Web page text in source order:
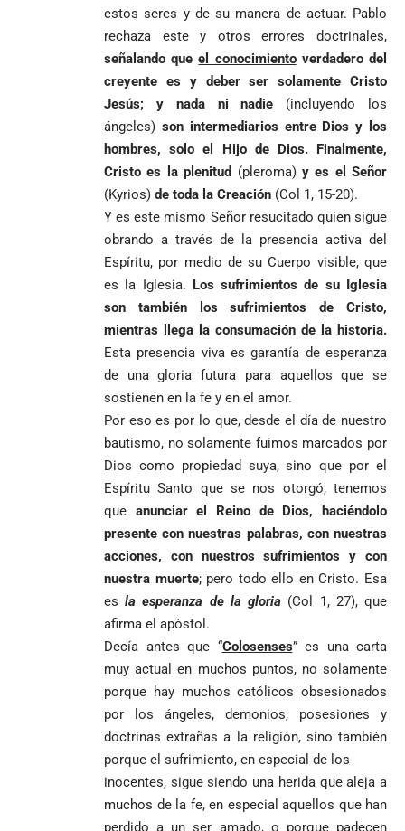
estos seres y de su manera de actuar. Pablo
rechaza este y otros errores doctrinales,
señalando queel conocimientoverdadero del
creyente es y deber ser solamente Cristo
Jesús; y nada ni nadie (incluyendo los
ángeles) son intermediarios entre Dios y los
hombres, solo el Hijo de Dios. Finalmente,
Cristo es la plenitud (pleroma) y es el Señor
(Kyrios) de toda la Creación (Col 1, 15-20).
Y es este mismo Señor resucitado quien sigue
obrando a través de la presencia activa del
Espíritu, por medio de su Cuerpo visible, que
es la Iglesia. Los sufrimientos de su Iglesia
son también los sufrimientos de Cristo,
mientras llega la consumación de la historia.
Esta presencia viva es garantía de esperanza
de una gloria futura para aquellos que se
sostienen en la fe y en el amor.
Por eso es por lo que, desde el día de nuestro
bautismo, no solamente fuimos marcados por
Dios como propiedad suya, sino que por el
Espíritu Santo que se nos otorgó, tenemos
que anunciar el Reino de Dios, haciéndolo
presente con nuestras palabras, con nuestras
acciones, con nuestros sufrimientos y con
nuestra muerte; pero todo ello en Cristo. Esa
esla esperanza de la gloria (Col 1, 27), que
afirma el apóstol.
Decía antes que “Colosenses” es una carta
muy actual en muchos puntos, no solamente
porque hay muchos católicos obsesionados
por los ángeles, demonios, posesiones y
doctrinas extrañas a la religión, sino también
porque el sufrimiento, en especial de los
inocentes, sigue siendo una herida que aleja a
muchos de la fe, en especial aquellos que han
perdido a un ser amado, o porque padecen